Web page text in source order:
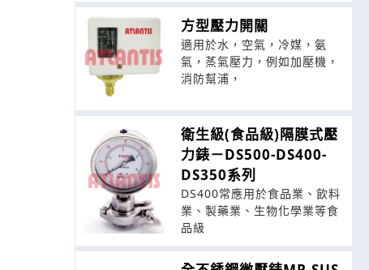
方型壓力開關
適用於水，空氣，冷媒，氨
氣，蒸氣壓力，例如加壓機，
消防幫浦，
衛生級(食品級)隔膜式壓
力錶－DS500-DS400-
DS350系列
DS400常應用於食品業、飲料
業、製藥業、生物化學業等食
品級